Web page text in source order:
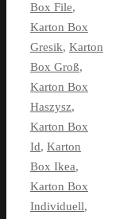
Box File,
Karton Box
Gresik, Karton
Box Groß,
Karton Box
Haszysz,
Karton Box
Id, Karton
Box Ikea,
Karton Box
Individuell,